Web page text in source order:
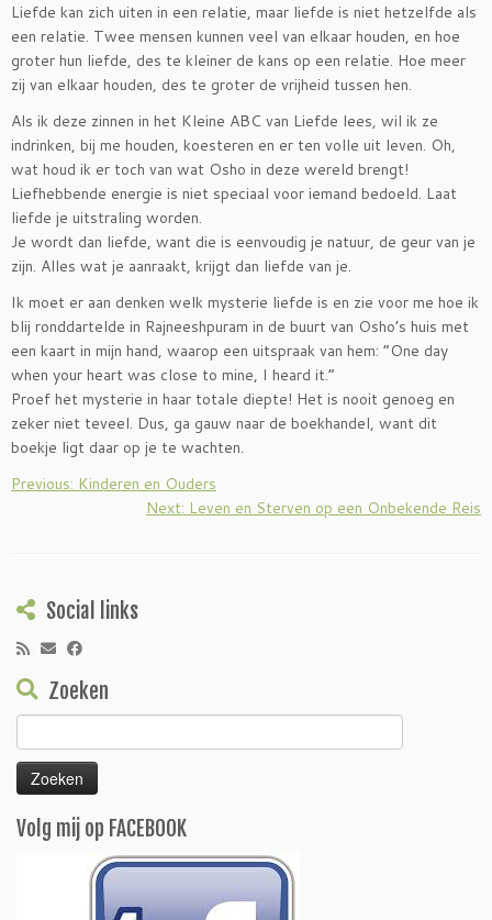
Liefde kan zich uiten in een relatie, maar liefde is niet hetzelfde als
een relatie. Twee mensen kunnen veel van elkaar houden, en hoe
groter hun liefde, des te kleiner de kans op een relatie. Hoe meer
zij van elkaar houden, des te groter de vrijheid tussen hen.
Als ik deze zinnen in het Kleine ABC van Liefde lees, wil ik ze
indrinken, bij me houden, koesteren en er ten volle uit leven. Oh,
wat houd ik er toch van wat Osho in deze wereld brengt!
Liefhebbende energie is niet speciaal voor iemand bedoeld. Laat
liefde je uitstraling worden.
Je wordt dan liefde, want die is eenvoudig je natuur, de geur van je
zijn. Alles wat je aanraakt, krijgt dan liefde van je.
Ik moet er aan denken welk mysterie liefde is en zie voor me hoe ik
blij ronddartelde in Rajneeshpuram in de buurt van Osho’s huis met
een kaart in mijn hand, waarop een uitspraak van hem: “One day
when your heart was close to mine, I heard it.”
Proef het mysterie in haar totale diepte! Het is nooit genoeg en
zeker niet teveel. Dus, ga gauw naar de boekhandel, want dit
boekje ligt daar op je te wachten.
Previous: Kinderen en Ouders
Next: Leven en Sterven op een Onbekende Reis
Social links
Zoeken
naar:
Volg mij op FACEBOOK